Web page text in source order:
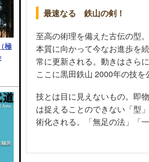
極
最速なる 鉄山の剣！
至高の術理を備えた古伝の型
本質に向かって今なお進歩を
常に更新される。動きはさら
ここに黒田鉄山 2000年の技を
技とは目に見えないもの。即
は捉えることのできない「型
術化される。「無足の法」「